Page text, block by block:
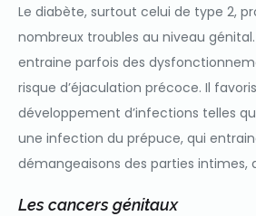
Le diabète, surtout celui de type 2,
nombreux troubles au niveau génital.
entraine parfois des
risque d’éjaculation précoce. Il
développement d’infections telles
une infection du prépuce, qui
démangeaisons des parties intimes,
Les cancers génitaux